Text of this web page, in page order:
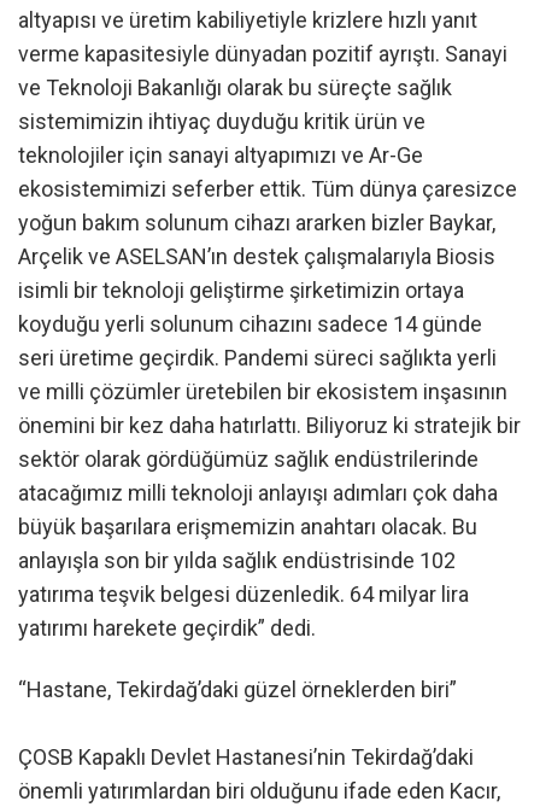
altyapısı ve üretim kabiliyetiyle krizlere hızlı yanıt
verme kapasitesiyle dünyadan pozitif ayrıştı. Sanayi
ve Teknoloji Bakanlığı olarak bu süreçte sağlık
sistemimizin ihtiyaç duyduğu kritik ürün ve
teknolojiler için sanayi altyapımızı ve Ar-Ge
ekosistemimizi seferber ettik. Tüm dünya çaresizce
yoğun bakım solunum cihazı ararken bizler Baykar,
Arçelik ve ASELSAN’ın destek çalışmalarıyla Biosis
isimli bir teknoloji geliştirme şirketimizin ortaya
koyduğu yerli solunum cihazını sadece 14 günde
seri üretime geçirdik. Pandemi süreci sağlıkta yerli
ve milli çözümler üretebilen bir ekosistem inşasının
önemini bir kez daha hatırlattı. Biliyoruz ki stratejik bir
sektör olarak gördüğümüz sağlık endüstrilerinde
atacağımız milli teknoloji anlayışı adımları çok daha
büyük başarılara erişmemizin anahtarı olacak. Bu
anlayışla son bir yılda sağlık endüstrisinde 102
yatırıma teşvik belgesi düzenledik. 64 milyar lira
yatırımı harekete geçirdik” dedi.
“Hastane, Tekirdağ’daki güzel örneklerden biri”
ÇOSB Kapaklı Devlet Hastanesi’nin Tekirdağ’daki
önemli yatırımlardan biri olduğunu ifade eden Kacır,